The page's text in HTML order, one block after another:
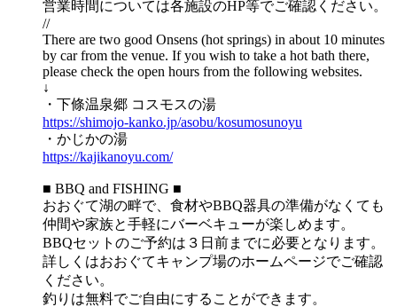
営業時間については各施設のHP等でご確認ください。
//
There are two good Onsens (hot springs) in about 10 minutes
by car from the venue. If you wish to take a hot bath there,
please check the open hours from the following websites.
↓
・下條温泉郷 コスモスの湯
https://shimojo-kanko.jp/asobu/kosumosunoyu
・かじかの湯
https://kajikanoyu.com/
■ BBQ and FISHING ■
おおぐて湖の畔で、食材やBBQ器具の準備がなくても
仲間や家族と手軽にバーベキューが楽しめます。
BBQセットのご予約は３日前までに必要となります。
詳しくはおおぐてキャンプ場のホームページでご確認
ください。
​釣りは無料でご自由にすることができます。